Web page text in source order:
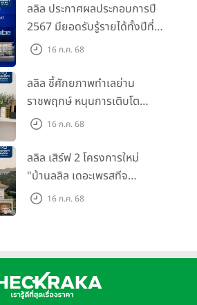
ลลิล ประกาศผลประกอบการปี
2567 มียอดรับรู้รายได้ทั้งปีที่
3,696.59 ล้านบาท กำไรสุทธิ
ปันผลทั้งปี 2567 รวม 0.34
บาท/หุ้น
16 ก.ค. 68
ลลิล ชี้ศักยภาพทำเลย่าน
ราชพฤกษ์ หนุนการเติบโต
ตลาดที่อยู่อาศัย พร้อมเปิดตัว
ราชพฤกษ์-345" มูลค่า 600
ลบ.
16 ก.ค. 68
ลลิล เสิร์ฟ 2 โครงการใหม่
"บ้านลลิล เดอะเพรสทีจ
ราชบุรี" และ "ไลโอ ราชบุรี"
16 ก.ค. 68